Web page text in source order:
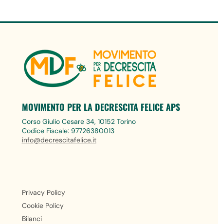
MOVIMENTO PER LA DECRESCITA FELICE APS
Corso Giulio Cesare 34, 10152 Torino
Codice Fiscale: 97726380013
info@decrescitafelice.it
Privacy Policy
Cookie Policy
Bilanci